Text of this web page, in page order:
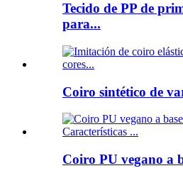
Tecido de PP de
para...
Coiro sintético de
Coiro PU vegano a